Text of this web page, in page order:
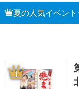
夏の人気イベント
1